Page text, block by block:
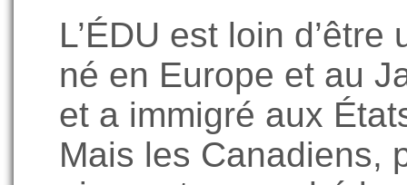
L’ÉDU est loin
né en Europe et au
et a immigré aux
Mais les Canadiens,